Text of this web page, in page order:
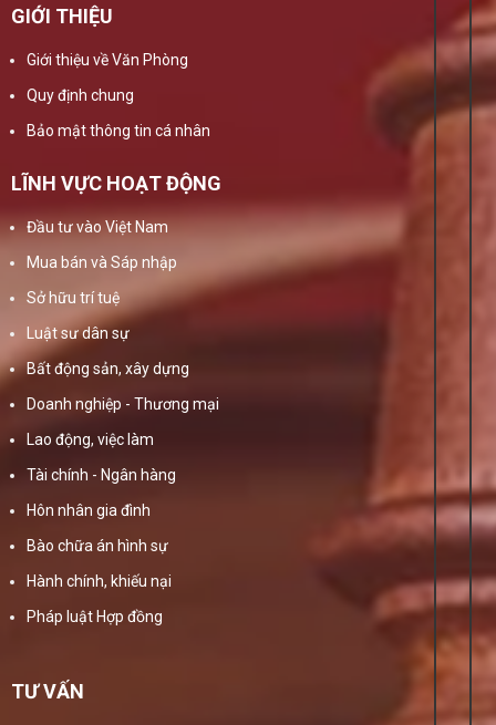
GIỚI THIỆU
Giới thiệu về Văn Phòng
Quy định chung
Bảo mật thông tin cá nhân
LĨNH VỰC HOẠT ĐỘNG
Đầu tư vào Việt Nam
Mua bán và Sáp nhập
Sở hữu trí tuệ
Luật sư dân sự
Bất động sản, xây dựng
Doanh nghiệp - Thương mại
Lao động, việc làm
Tài chính - Ngân hàng
Hôn nhân gia đình
Bào chữa án hình sự
Hành chính, khiếu nại
Pháp luật Hợp đồng
TƯ VẤN